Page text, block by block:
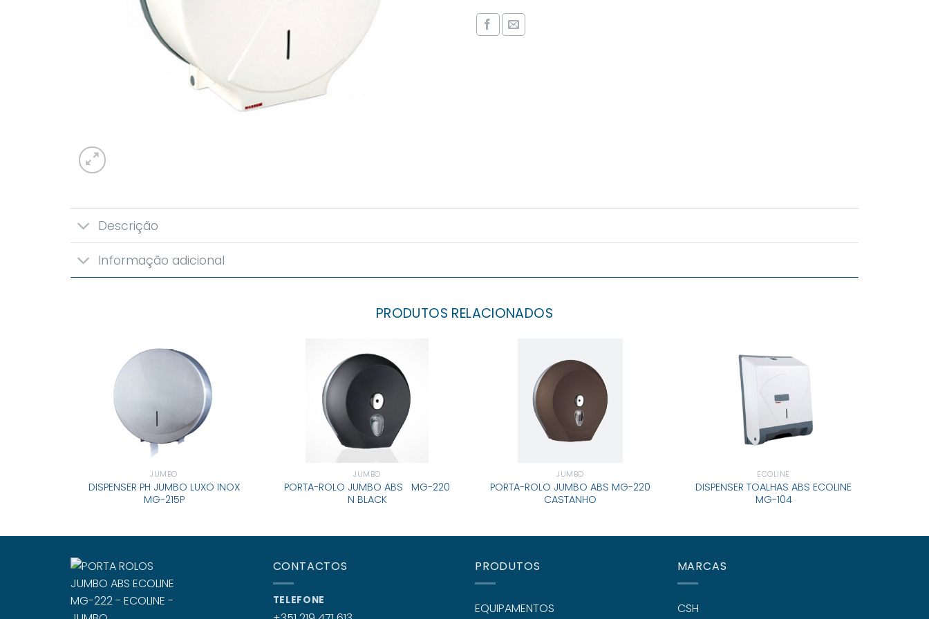
Descrição
Informação adicional
PRODUTOS RELACIONADOS
JUMBO
DISPENSER PH JUMBO LUXO INOX
MG-215P
JUMBO
PORTA-ROLO JUMBO ABS MG-220
N BLACK
JUMBO
PORTA-ROLO JUMBO ABS MG-220
CASTANHO
ECOLINE
DISPENSER TOALHAS ABS ECOLINE
MG-104
CONTACTOS
TELEFONE
PRODUTOS
EQUIPAMENTOS
MARCAS
CSH